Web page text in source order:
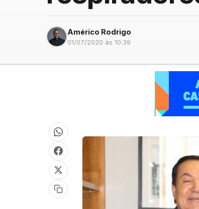
Américo Rodrigo
01/07/2020 às 10:39